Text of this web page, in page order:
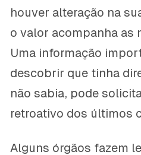
houver alteração na
o valor acompanha as
Uma informação
descobrir que tinha
não sabia, pode
retroativo dos últimos
Alguns órgãos fazem